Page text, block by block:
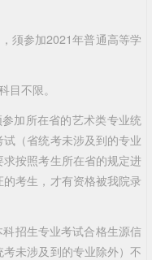
须参加2021年普通高等学
目不限。
加所在省的艺术类专业统
（省统考未涉及到的专业
按照考生所在省的规定进
考生，才有资格被我院录
招生专业考试合格生源信
未涉及到的专业除外）不